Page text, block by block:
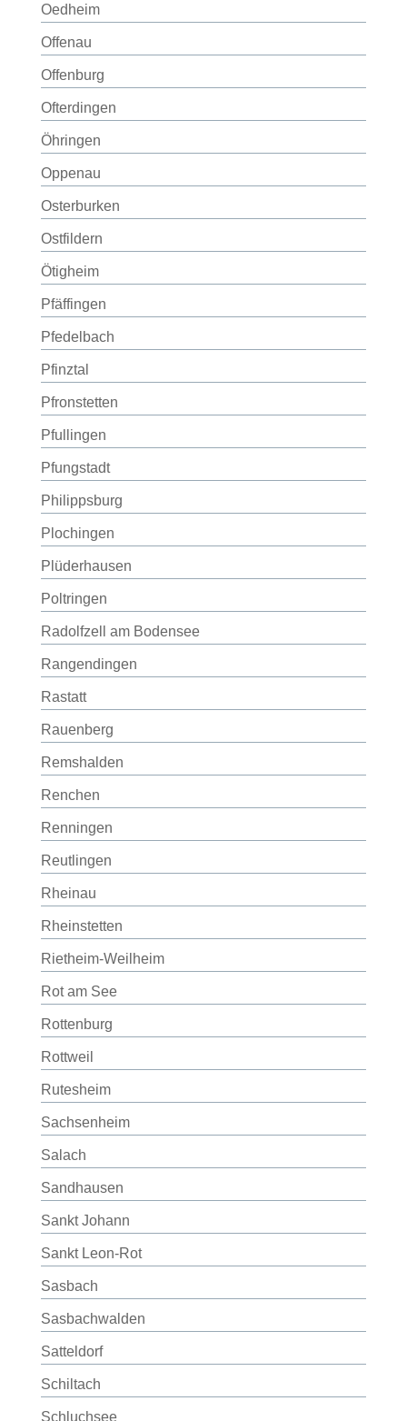
Oedheim
Offenau
Offenburg
Ofterdingen
Öhringen
Oppenau
Osterburken
Ostfildern
Ötigheim
Pfäffingen
Pfedelbach
Pfinztal
Pfronstetten
Pfullingen
Pfungstadt
Philippsburg
Plochingen
Plüderhausen
Poltringen
Radolfzell am Bodensee
Rangendingen
Rastatt
Rauenberg
Remshalden
Renchen
Renningen
Reutlingen
Rheinau
Rheinstetten
Rietheim-Weilheim
Rot am See
Rottenburg
Rottweil
Rutesheim
Sachsenheim
Salach
Sandhausen
Sankt Johann
Sankt Leon-Rot
Sasbach
Sasbachwalden
Satteldorf
Schiltach
Schluchsee